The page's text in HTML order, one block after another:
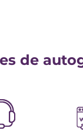
de